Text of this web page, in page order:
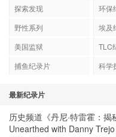
探索发现
环保
野性系列
埃及
美国监狱
TLC
捕鱼纪录片
科学
最新纪录片
历史频道《丹尼·特雷霍：
Unearthed with Danny